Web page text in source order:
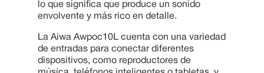
lo que significa que produce un sonido
envolvente y más rico en detalle.
La Aiwa Awpoc10L cuenta con una variedad
de entradas para conectar diferentes
dispositivos, como reproductores de